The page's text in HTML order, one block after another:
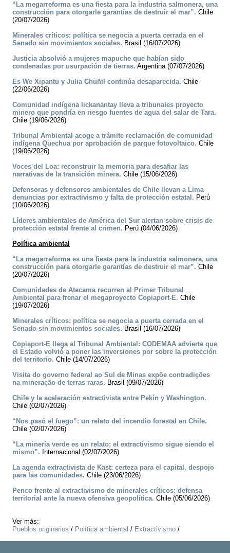
“La megarreforma es una fiesta para la industria salmonera, una
construcción para otorgarle garantías de destruir el mar”. Chile
(20/07/2026)
Minerales críticos: política se negocia a puerta cerrada en el
Senado sin movimientos sociales. Brasil (16/07/2026)
Justicia absolvió a mujeres mapuche que habían sido
condenadas por usurpación de tierras. Argentina (07/07/2026)
Es We Xipantu y Julia Chuñil continúa desaparecida. Chile
(22/06/2026)
Comunidad indígena lickanantay lleva a tribunales proyecto
minero que pondría en riesgo fuentes de agua del salar de Tara.
Chile (19/06/2026)
Tribunal Ambiental acoge a trámite reclamación de comunidad
indígena Quechua por aprobación de parque fotovoltaico. Chile
(19/06/2026)
Voces del Loa: reconstruir la memoria para desafiar las
narrativas de la transición minera. Chile (15/06/2026)
Defensoras y defensores ambientales de Chile llevan a Lima
denuncias por extractivismo y falta de protección estatal. Perú
(10/06/2026)
Líderes ambientales de América del Sur alertan sobre crisis de
protección estatal frente al crimen. Perú (04/06/2026)
Política ambiental
“La megarreforma es una fiesta para la industria salmonera, una
construcción para otorgarle garantías de destruir el mar”. Chile
(20/07/2026)
Comunidades de Atacama recurren al Primer Tribunal
Ambiental para frenar el megaproyecto Copiaport-E. Chile
(19/07/2026)
Minerales críticos: política se negocia a puerta cerrada en el
Senado sin movimientos sociales. Brasil (16/07/2026)
Copiaport-E llega al Tribunal Ambiental: CODEMAA advierte que
el Estado volvió a poner las inversiones por sobre la protección
del territorio. Chile (14/07/2026)
Visita do governo federal ao Sul de Minas expõe contradições
na mineração de terras raras. Brasil (09/07/2026)
Chile y la aceleración extractivista entre Pekín y Washington.
Chile (02/07/2026)
“Nos pasó el fuego”: un relato del incendio forestal en Chile.
Chile (02/07/2026)
“La minería verde es un relato; el extractivismo sigue siendo el
mismo”. Internacional (02/07/2026)
La agenda extractivista de Kast: certeza para el capital, despojo
para las comunidades. Chile (23/06/2026)
Penco frente al extractivismo de minerales críticos: defensa
territorial ante la nueva ofensiva geopolítica. Chile (05/06/2026)
Ver más:
Pueblos originarios / Política ambiental / Extractivismo /